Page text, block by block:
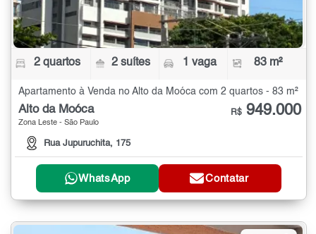
2 quartos 2 suítes 1 vaga 83 m²
Apartamento à Venda no Alto da Moóca com 2 quartos - 83 m²
Alto da Moóca
Zona Leste - São Paulo
Rua Jupuruchita, 175
R$ 949.000
WhatsApp Contatar